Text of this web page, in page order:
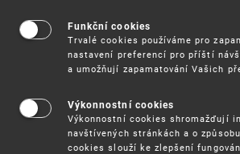
Přehled poplatků spojených s úkony
polovodičových výrobků a s
topografií polovodičových výrobků
Poplatky → Topografie polovodičových
Funkční cookies
Trvalé cookies používáme pro
nastavení preferencí pro příští
a umožňují zapamatování Vašich
Výkonnostní cookies
Výkonnostní cookies shromažďují
navštívených stránkách a o
cookies slouží ke zlepšení